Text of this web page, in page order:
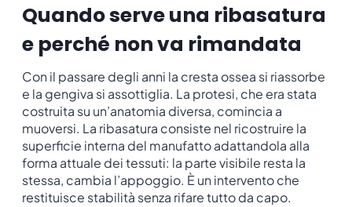
Quando serve una ribasatura
e perché non va rimandata
Con il passare degli anni la cresta ossea si riassorbe
e la gengiva si assottiglia. La protesi, che era stata
costruita su un’anatomia diversa, comincia a
muoversi. La ribasatura consiste nel ricostruire la
superficie interna del manufatto adattandola alla
forma attuale dei tessuti: la parte visibile resta la
stessa, cambia l’appoggio. È un intervento che
restituisce stabilità senza rifare tutto da capo.